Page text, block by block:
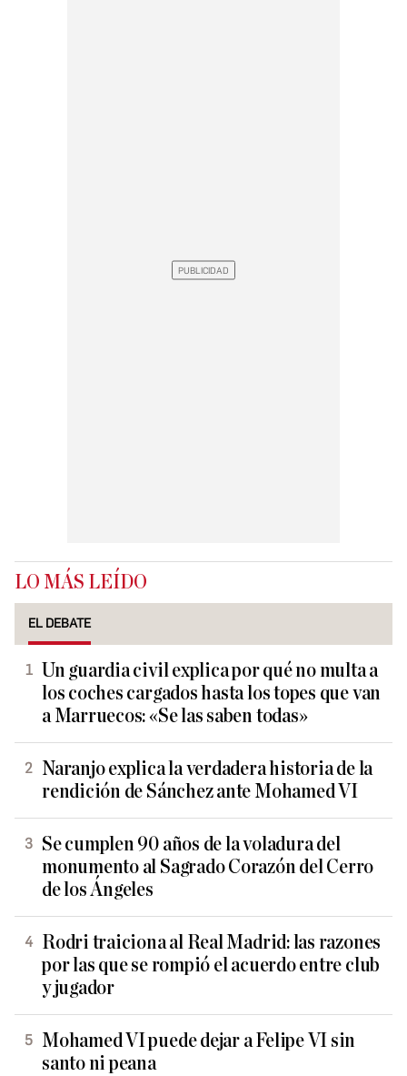
LO MÁS LEÍDO
EL DEBATE
Un guardia civil explica por qué no multa a
los coches cargados hasta los topes que van
a Marruecos: «Se las saben todas»
Naranjo explica la verdadera historia de la
rendición de Sánchez ante Mohamed VI
Se cumplen 90 años de la voladura del
monumento al Sagrado Corazón del Cerro
de los Ángeles
Rodri traiciona al Real Madrid: las razones
por las que se rompió el acuerdo entre club
y jugador
Mohamed VI puede dejar a Felipe VI sin
santo ni peana